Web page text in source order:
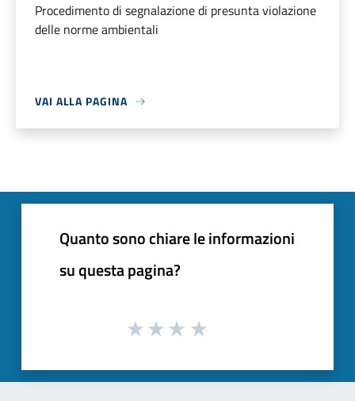
Procedimento di segnalazione di presunta violazione
delle norme ambientali
VAI ALLA PAGINA
Quanto sono chiare le informazioni
su questa pagina?